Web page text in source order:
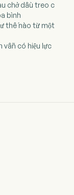
chở dầu treo c
bình
thế nào từ một
vẫn có hiệu lực